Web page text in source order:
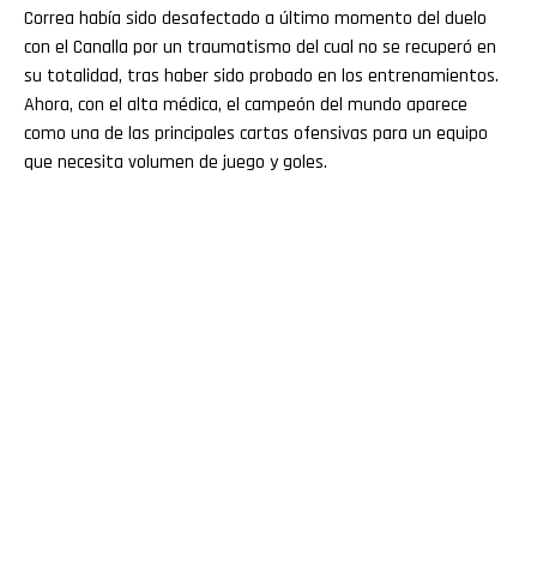
Correa había sido desafectado a último momento del duelo
con el Canalla por un traumatismo del cual no se recuperó en
su totalidad, tras haber sido probado en los entrenamientos.
Ahora, con el alta médica, el campeón del mundo aparece
como una de las principales cartas ofensivas para un equipo
que necesita volumen de juego y goles.